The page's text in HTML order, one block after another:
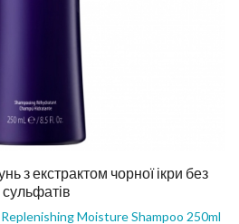
з екстрактом чорної ікри без
сульфатів
Moisture Shampoo 250ml